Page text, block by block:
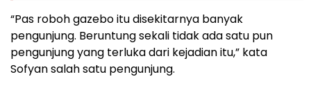
“Pas roboh gazebo itu disekitarnya banyak
pengunjung. Beruntung sekali tidak ada satu pun
pengunjung yang terluka dari kejadian itu,” kata
Sofyan salah satu pengunjung.